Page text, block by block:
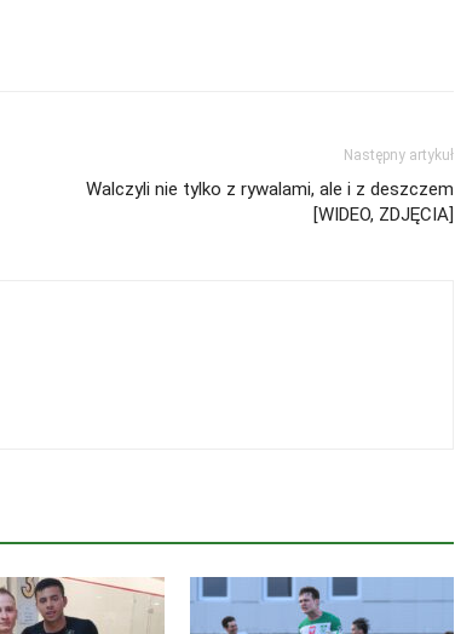
Następny artykuł
Walczyli nie tylko z rywalami, ale i z deszczem
[WIDEO, ZDJĘCIA]